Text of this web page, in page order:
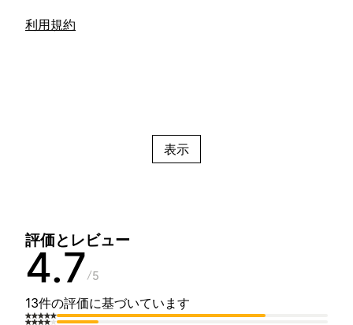
利用規約
表示
評価とレビュー
4.7 5
13件の評価に基づいています